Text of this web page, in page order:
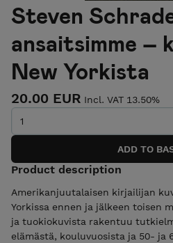
Steven
ansaitsimme –
New Yorkista
20.00 EUR Incl. VAT 13.50%
Product description
Amerikanjuutalaisen kirjailijan
Yorkissa ennen ja jälkeen toisen
ja tuokiokuvista rakentuu
elämästä, kouluvuosista ja 50- ja